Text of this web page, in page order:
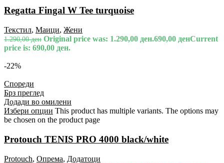
Regatta Fingal W Tee turquoise
Текстил, Маици, Жени
1.290,00ден Original price was: 1.290,00 ден.690,00 денCurrent
price is: 690,00 ден.
-22%
Спореди
Брз преглед
Додади во омилени
Избери опции This product has multiple variants. The options may
be chosen on the product page
Protouch TENIS PRO 4000 black/white
Protouch, Опрема, Додатоци